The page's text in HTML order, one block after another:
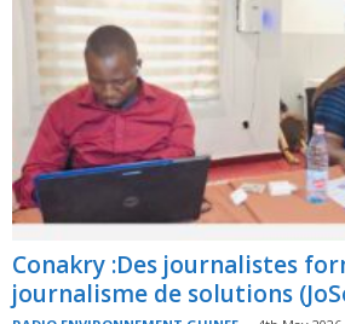
Conakry :Des journalistes
journalisme de solutions